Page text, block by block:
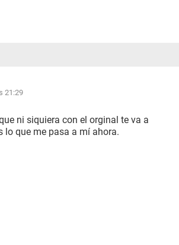
21:29
ni siquiera con el orginal te va a
lo que me pasa a mí ahora.